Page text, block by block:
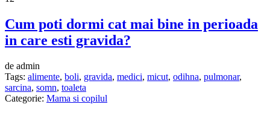
Cum poti dormi cat mai bine in perioada
in care esti gravida?
de admin
Tags: alimente, boli, gravida, medici, micut, odihna, pulmonar,
sarcina, somn, toaleta
Categorie: Mama si copilul